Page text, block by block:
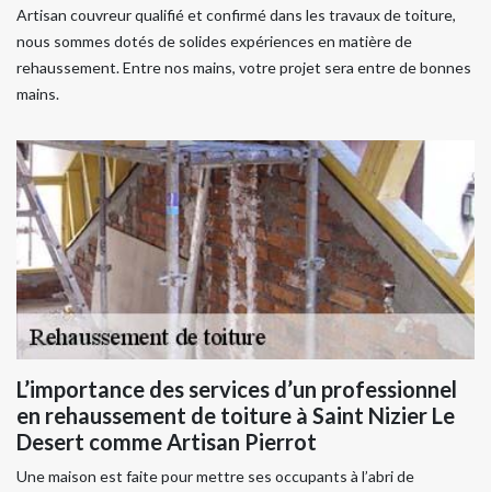
Artisan couvreur qualifié et confirmé dans les travaux de toiture,
nous sommes dotés de solides expériences en matière de
rehaussement. Entre nos mains, votre projet sera entre de bonnes
mains.
L’importance des services d’un professionnel
en rehaussement de toiture à Saint Nizier Le
Desert comme Artisan Pierrot
Une maison est faite pour mettre ses occupants à l’abri de